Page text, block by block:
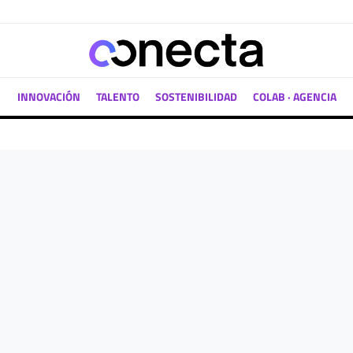
INNOVACIÓN TALENTO SOSTENIBILIDAD COLAB · AGENCIA